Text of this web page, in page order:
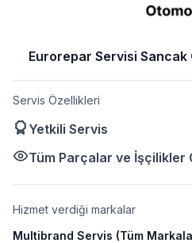
Eurorepar Servisi Sancak
Servis Özellikleri
Yetkili Servis
Tüm Parçalar ve İşçilikler
Hizmet verdiği markalar
Multibrand Servis (Tüm